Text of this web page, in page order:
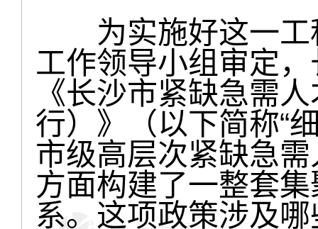
为实施好这一工
工作领导小组审定
《长沙市紧缺急需
行）》（以下简称“
市级高层次紧缺急
方面构建了一整套
系。这项政策涉及